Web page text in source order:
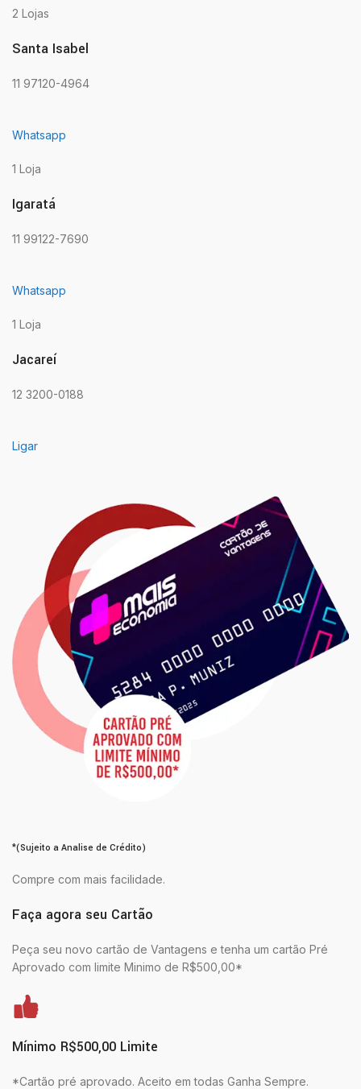
2 Lojas
Santa Isabel
11 97120-4964
Whatsapp
1 Loja
Igaratá
11 99122-7690
Whatsapp
1 Loja
Jacareí
12 3200-0188
Ligar
*(Sujeito a Analise de Crédito)
Compre com mais facilidade.
Faça agora seu Cartão
Peça seu novo cartão de Vantagens e tenha um cartão Pré
Aprovado com limite Minimo de R$500,00*
Mínimo R$500,00 Limite
*Cartão pré aprovado. Aceito em todas Ganha Sempre.